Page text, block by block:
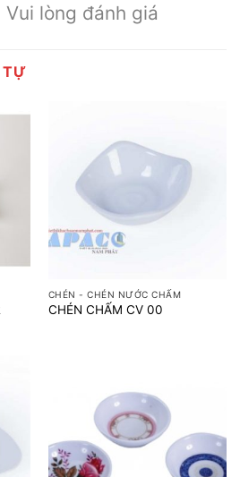
Vui lòng đánh giá
TỰ
CHÉN - CHÉN NƯỚC CHẤM
CHÉN CHẤM CV 00